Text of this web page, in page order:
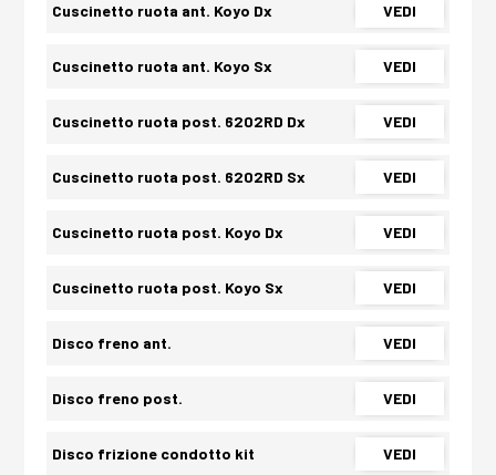
Cuscinetto ruota ant. Koyo Dx VEDI
Cuscinetto ruota ant. Koyo Sx VEDI
Cuscinetto ruota post. 6202RD Dx VEDI
Cuscinetto ruota post. 6202RD Sx VEDI
Cuscinetto ruota post. Koyo Dx VEDI
Cuscinetto ruota post. Koyo Sx VEDI
Disco freno ant. VEDI
Disco freno post. VEDI
Disco frizione condotto kit VEDI